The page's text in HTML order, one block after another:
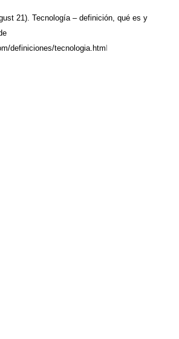
21). Tecnología – definición, qué es y
definiciones/tecnologia.htm